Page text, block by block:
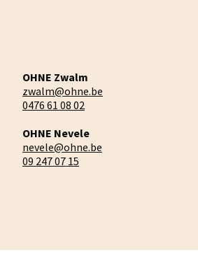
OHNE Zwalm
zwalm@ohne.be
0476 61 08 02
OHNE Nevele
nevele@ohne.be
09 247 07 15